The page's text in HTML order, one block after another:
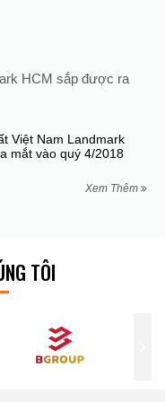
HCM sắp được ra
Việt Nam Landmark
mắt vào quý 4/2018
Xem Thêm
TÔI